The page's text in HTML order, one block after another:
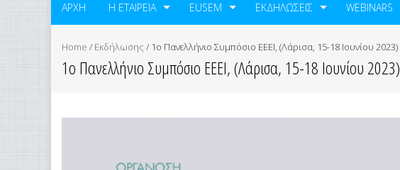
ΑΡΧΗ Η ΕΤΑΙΡΕΙΑ EUSEM ΕΚΔΗΛΏΣΕΙΣ WEBINARS
Home / Εκδήλωσης / 1ο Πανελλήνιο Συμπόσιο ΕΕΕΙ, (Λάρισα, 15-18 Ιουνίου 2023)
1ο Πανελλήνιο Συμπόσιο ΕΕΕΙ, (Λάρισα, 15-18 Ιουνίου 2023)